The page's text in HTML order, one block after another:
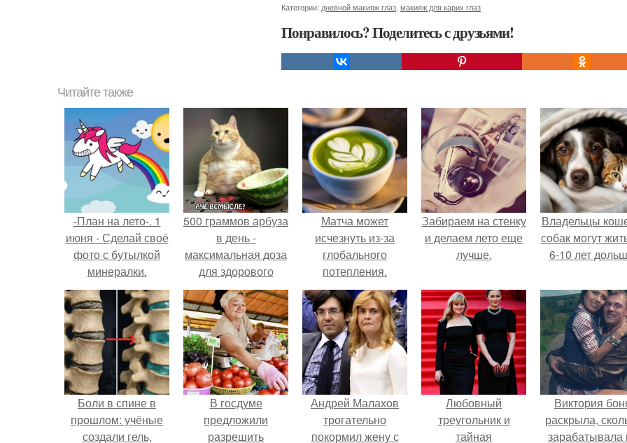
Категории: дневной макияж глаз макияж для карих глаз
Понравилось? Поделитесь с друзьями!
Читайте также
-План на лето-. 1
июня - Сделай своё
фото с бутылкой
минералки.
500 граммов арбуза
в день -
максимальная доза
для здорового
взрослого,
предупредили
врачи.
Матча может
исчезнуть из-за
глобального
потепления.
Забираем на стенку
и делаем лето еще
лучше.
Владельцы
собак могут
6-10 лет
Боли в спине в
прошлом: учёные
создали гель,
В госдуме
предложили
разрешить
Андрей Малахов
трогательно
покормил жену с
Любовный
треугольник и
тайная
Виктория
раскрыла,
зарабатывала